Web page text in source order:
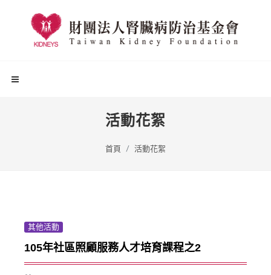
活動花絮
首頁 活動花絮
其他活動
105年社區照顧服務人才培育課程之2